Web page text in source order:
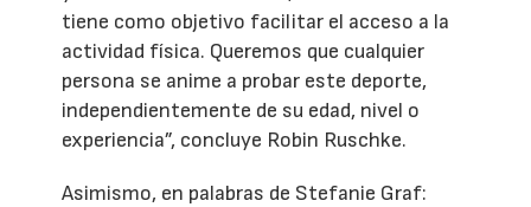
tiene como objetivo facilitar el acceso a la
actividad física. Queremos que cualquier
persona se anime a probar este deporte,
independientemente de su edad, nivel o
experiencia”, concluye Robin Ruschke.
Asimismo, en palabras de Stefanie Graf: